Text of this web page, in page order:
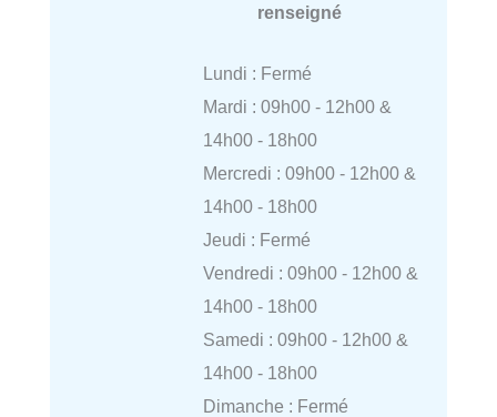
renseigné
Lundi : Fermé
Mardi : 09h00 - 12h00 &
14h00 - 18h00
Mercredi : 09h00 - 12h00 &
14h00 - 18h00
Jeudi : Fermé
Vendredi : 09h00 - 12h00 &
14h00 - 18h00
Samedi : 09h00 - 12h00 &
14h00 - 18h00
Dimanche : Fermé